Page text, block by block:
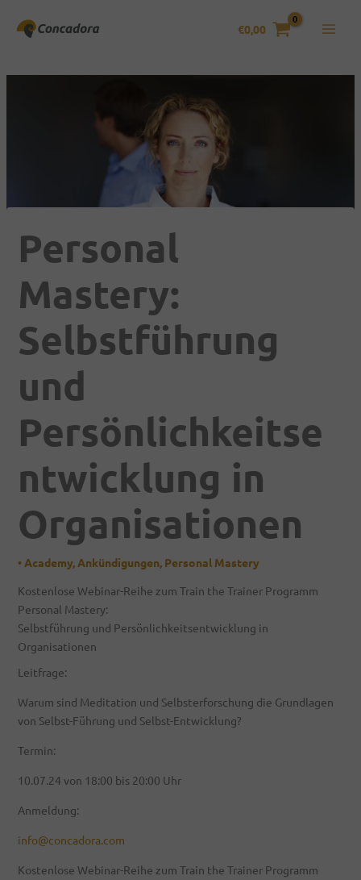
Inhalt
€0,00
Personal
Mastery:
Selbstführung
und
Persönlichkeitse
ntwicklung in
Organisationen
• Academy, Ankündigungen, Personal Mastery
Kostenlose Webinar-Reihe zum Train the Trainer Programm
Personal Mastery:
Selbstführung und Persönlichkeitsentwicklung in
Organisationen
Leitfrage:
Warum sind Meditation und Selbsterforschung die Grundlagen
von Selbst-Führung und Selbst-Entwicklung?
Termin:
10.07.24 von 18:00 bis 20:00 Uhr
Anmeldung:
info@concadora.com
Kostenlose Webinar-Reihe zum Train the Trainer Programm